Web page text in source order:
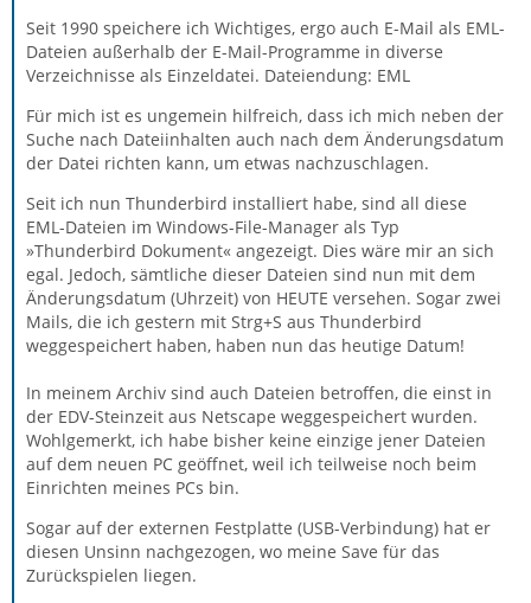
Seit 1990 speichere ich Wichtiges, ergo auch E-Mail als EML-
Dateien außerhalb der E-Mail-Programme in diverse
Verzeichnisse als Einzeldatei. Dateiendung: EML
Für mich ist es ungemein hilfreich, dass ich mich neben der
Suche nach Dateiinhalten auch nach dem Änderungsdatum
der Datei richten kann, um etwas nachzuschlagen.
Seit ich nun Thunderbird installiert habe, sind all diese
EML-Dateien im Windows-File-Manager als Typ
»Thunderbird Dokument« angezeigt. Dies wäre mir an sich
egal. Jedoch, sämtliche dieser Dateien sind nun mit dem
Änderungsdatum (Uhrzeit) von HEUTE versehen. Sogar zwei
Mails, die ich gestern mit Strg+S aus Thunderbird
weggespeichert haben, haben nun das heutige Datum!
In meinem Archiv sind auch Dateien betroffen, die einst in
der EDV-Steinzeit aus Netscape weggespeichert wurden.
Wohlgemerkt, ich habe bisher keine einzige jener Dateien
auf dem neuen PC geöffnet, weil ich teilweise noch beim
Einrichten meines PCs bin.
Sogar auf der externen Festplatte (USB-Verbindung) hat er
diesen Unsinn nachgezogen, wo meine Save für das
Zurückspielen liegen.